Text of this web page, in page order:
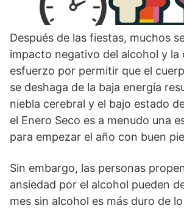
Ansiedad y abuso
Después de las fiestas, muchos
impacto negativo del alcohol y la
esfuerzo por permitir que el
se deshaga de la baja energía
niebla cerebral y el bajo estado
el Enero Seco es a menudo una
para empezar el año con buen
Sin embargo, las personas
ansiedad por el alcohol pueden
mes sin alcohol es más duro de